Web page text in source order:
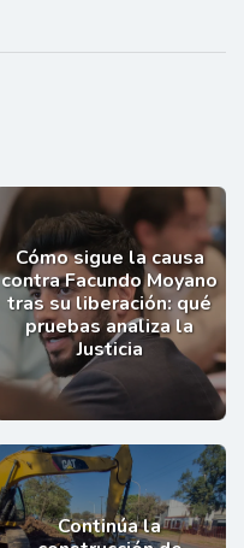
Cómo sigue la causa
contra Facundo Moyano
tras su liberación: qué
pruebas analiza la
Justicia
Continúa la